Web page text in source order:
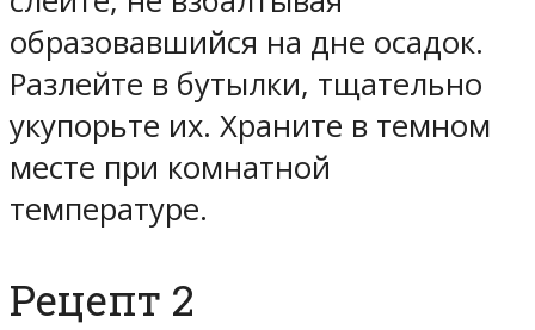
образовавшийся на дне осадок.
Разлейте в бутылки, тщательно
укупорьте их. Храните в темном
месте при комнатной
температуре.
Рецепт 2